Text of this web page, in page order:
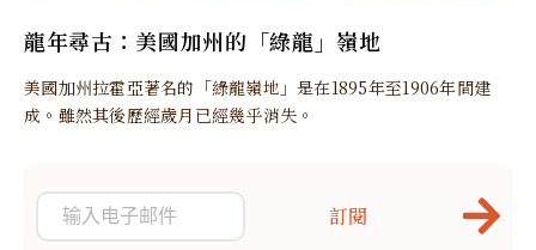
龍年尋古：美國加州的「綠龍」嶺地
美國加州拉霍亞著名的「綠龍嶺地」是在1895年至1906年間建
成。雖然其後歷經歲月已經幾乎消失。
訂閱